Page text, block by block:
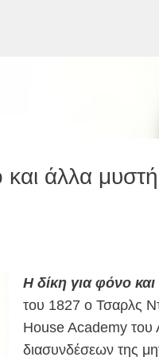
άλλα
Η δίκη για φόνο
του 1827 ο Τσαρλς
House Academy του
διασυνδέσεων της